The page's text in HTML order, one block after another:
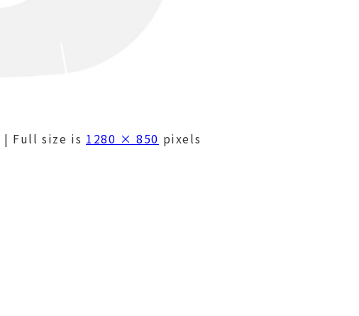
| Full size is 1280 × 850 pixels